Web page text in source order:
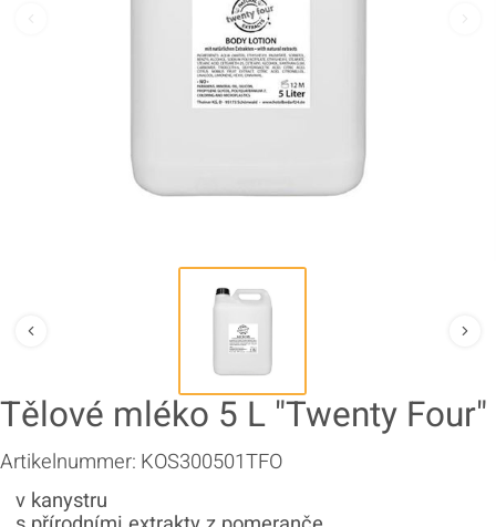
Tělové mléko 5 L "Twenty Four"
Artikelnummer: KOS300501TFO
v kanystru